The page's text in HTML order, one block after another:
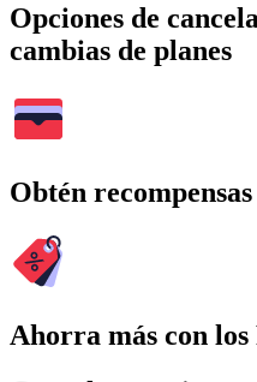
Opciones de
cambias de planes
Obtén
Ahorra más con los